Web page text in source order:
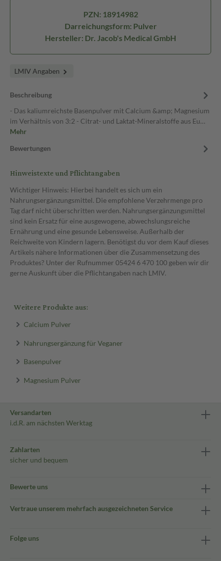
PZN: 18914982
Darreichungsform: Pulver
Hersteller: Dr. Jacob's Medical GmbH
LMIV Angaben
Beschreibung
- Das kaliumreichste Basenpulver mit Calcium &amp; Magnesium
im Verhältnis von 3:2 - Citrat- und Laktat-Mineralstoffe aus Eu…
Mehr
Bewertungen
Hinweistexte und Pflichtangaben
Wichtiger Hinweis: Hierbei handelt es sich um ein
Nahrungsergänzungsmittel. Die empfohlene Verzehrmenge pro
Tag darf nicht überschritten werden. Nahrungsergänzungsmittel
sind kein Ersatz für eine ausgewogene, abwechslungsreiche
Ernährung und eine gesunde Lebensweise. Außerhalb der
Reichweite von Kindern lagern. Benötigst du vor dem Kauf dieses
Artikels nähere Informationen über die Zusammensetzung des
Produktes? Unter der Rufnummer 05424 6 470 100 geben wir dir
gerne Auskunft über die Pflichtangaben nach LMIV.
Weitere Produkte aus:
Calcium Pulver
Nahrungsergänzung für Veganer
Basenpulver
Magnesium Pulver
Versandarten
i.d.R. am nächsten Werktag
Zahlarten
sicher und bequem
Bewerte uns
Vertraue unserem mehrfach ausgezeichneten Service
Folge uns